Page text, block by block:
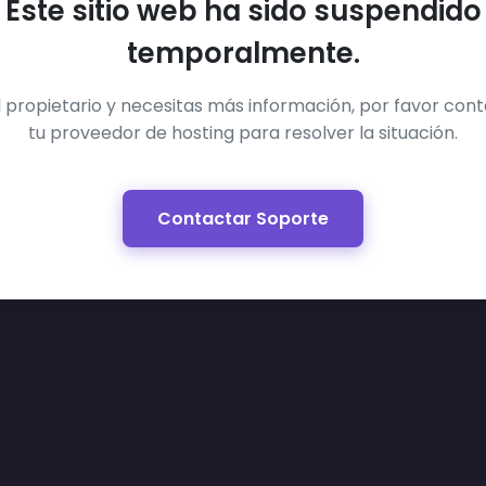
Este sitio web ha sido suspendido
temporalmente.
propietario y necesitas más información, por favor
tu proveedor de hosting para resolver la situación.
Contactar Soporte